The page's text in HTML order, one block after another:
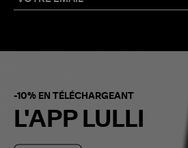
-10% EN TÉLÉCHARGEANT
L'APP LULLI